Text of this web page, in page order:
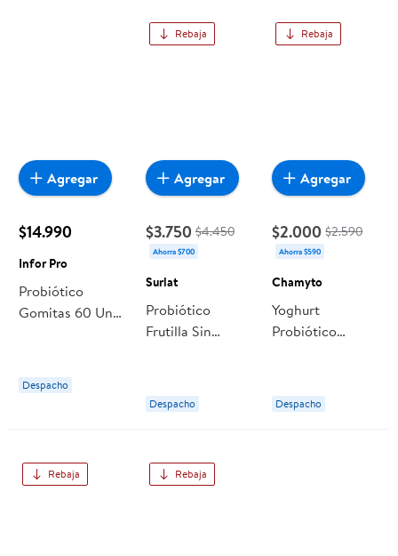
$14.990
Infor Pro
Probiótico
Gomitas 60 Un
Despacho
Agregar
Rebaja
$3.750 $4.450
Ahorra $700
Surlat
Probiótico
Frutilla Sin
Despacho
Agregar
Rebaja
$2.000 $2.590
Ahorra $590
Chamyto
Yoghurt
Probiótico
Chamyto
Despacho
Agregar
Rebaja Rebaja